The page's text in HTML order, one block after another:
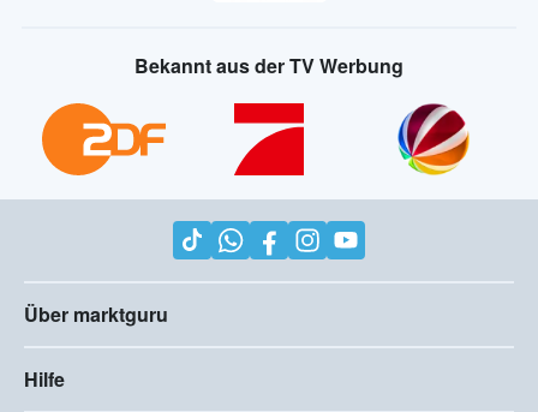
Bekannt aus der TV Werbung
Über marktguru
Hilfe